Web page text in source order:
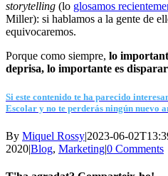
storytelling (lo glosamos
Miller): si hablamos a la gente de
equivocaremos.
Porque como siempre, lo
deprisa, lo importante es
Si este contenido te ha parecido
Escolar y no te perderás ningún nuevo
By Miquel Rossy|2023-06-
2020|Blog, Marketing|0 Comments